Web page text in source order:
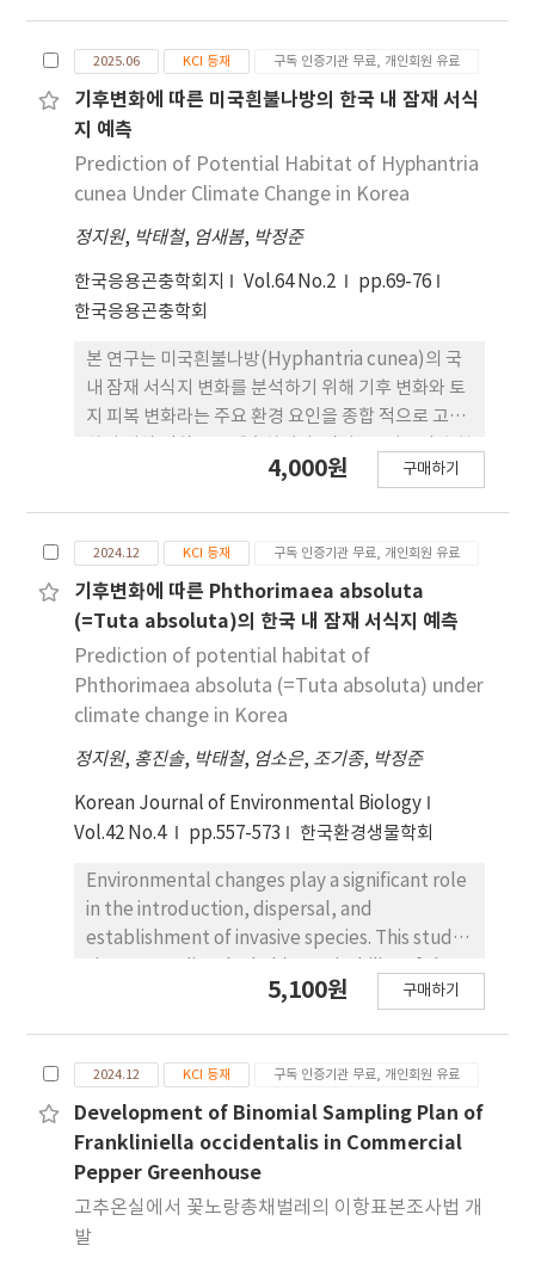
소를 초래하며 살충제 저항성이 보고된 바, 종합적 방
제 전략을 적용 할 필요가 있다. 담배가루이의 종합적
해충 방제는 우선 개체군 동태에 따른 밀도를 정확히
예측하고 이에 따라 관리 전략을 수립해야 한다. 본 연
구 에서는 토마토 온실에서 담배가루이 노숙 유충
(nymph)의 밀도와 감염률을 분석하기 위해 이항분
포모형(binomial distribution model)을 개발했
다. 분석 결과, 온실 토마토에서 담배가루이 노숙 유충
의 밀도는 하단에서 높은 밀도를 보였으며, 공간분포
분석을 통해 담배가루이가 집중 분포하 는 경향을 확
인하였고, 이항분포모형을 개발하여 최적 tally
threshold ()값은 3으로 도출하였다. 개발된 이항
분포모형의 정확도는 표본 크기에는 영향을 받지 않
았지만 값에 따라서는 차이가 있었다. 독립적인 데
이터(2022년 데이터)를 이용하여 모형의 예측력을
추출법은 시간과 비용 절감 효과가 있어 온실 해충 관
리의 효율적인 대 안이 될 수 있으며, 종합적 해충방제
전략과의 연계로 지속 가능한 방제 체계를 구축하는
2025.06 KCI 등재 구독 인증기관 무료, 개인회원 유료
기후변화에 따른 미국흰불나방의 한국 내 잠재 서식
지 예측
Prediction of Potential Habitat of Hyphantria
cunea Under Climate Change in Korea
정지원, 박태철, 엄새봄, 박정준
한국응용곤충학회지 Vol.64 No.2
pp.69-76
한국응용곤충학회
본 연구는 미국흰불나방(Hyphantria cunea)의 국
내 잠재 서식지 변화를 분석하기 위해 기후 변화와 토
지 피복 변화라는 주요 환경 요인을 종합 적으로 고려
데이터를 바탕으로 MaxEnt 모델을 구축하여 기후
내 미국흰불나방의 PRA를 분석하였다. 연구 결과, 미
국흰불나방의 적합 서식지는 태백산맥과 한라산 고산
지대를 제외한 한국 대부분 지역에 분포할 것으로 예
측되었다. SSP에 기반한 통합 기후-토지 피복 시나리
오 에서 미국흰불나방의 PRA는 SSP1-2.6 시나리오
에서는 2055s, 2085s가 각각 66,934 km2에서
67,363 km2로 증가한 반면, SSP3-7.0에서는 PRA
는 66,676 km2에서 59,696 km2로 크게 감소하는
결과가 나타났다. 그러나 모든 시나리오에서 미국흰
불나방 PRA 백분율이 여전히 전 국토 면적의 80%를
초과하기 때문에, 미국흰불나방에 대한 지속적인 방
제 및 관리가 필요함을 시사한다. 본 연구는 국내에 광
범위하게 퍼진 미국흰불나 방 개체군의 지속적인 관
리가 필요함을 강조하며, 이를 토대로 미국흰불나방
의 모니터링, 조기 경보, 예방 및 통제, 관리를 위한 기
초 자료를 제공한 다. 또한, 기후 변화와 토지 이용 변
략 수립 에 기여할 것으로 기대된다.
4,000원 구매하기
2024.12 KCI 등재 구독 인증기관 무료, 개인회원 유료
기후변화에 따른 Phthorimaea absoluta
(=Tuta absoluta)의 한국 내 잠재 서식지 예측
Prediction of potential habitat of
Phthorimaea absoluta (=Tuta absoluta) under
climate change in Korea
정지원, 홍진솔, 박태철, 엄소은, 조기종, 박정준
Korean Journal of Environmental Biology
Vol.42 No.4
pp.557-573 한국환경생물학회
Environmental changes play a significant role
in the introduction, dispersal, and
establishment of invasive species. This study
newly invasive pest P. absoluta in South
land cover changes. First, the MaxEnt model
was developed to simulate changes in
habitat suitability using global occurrence
data and future climate change scenarios.
Subsequently, potential risk areas (PRAs) for
P. absoluta within agricultural regions were
5,100원 구매하기
2024.12 KCI 등재 구독 인증기관 무료, 개인회원 유료
Development of Binomial Sampling Plan of
Frankliniella occidentalis in Commercial
Pepper Greenhouse
고추온실에서 꽃노랑총채벌레의 이항표본조사법 개
발